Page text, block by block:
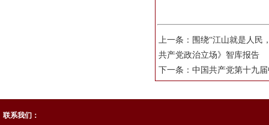
上一条： 围绕“江山就是人
共产党政治立场》智库报告
下一条： 中国共产党第十九
联系我们：